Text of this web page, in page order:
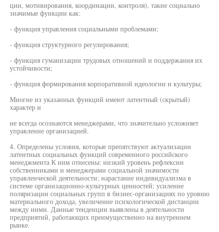
ции, мотивирования, координации, контроля), такие социально
значимые функции как:
- функция управления социальными проблемами;
- функция структурного регулирования;
- функция гуманизации трудовых отношений и поддержания их
устойчивости;
- функция формирования корпоративной идеологии и культуры;
Многие из указанных функций имеют латентный (скрытый)
характер и
не всегда осознаются менеджерами, что значительно усложняет
управление организацией.
4. Определены условия, которые препятствуют актуализации
латентных социальных функций современного российского
менеджмента К ним отнесены: низкий уровень рефлексии
собственниками и менеджерами социальной значимости
управленческой деятельности; нарастание индивидуализма в
системе организационно-культурных ценностей; усиление
поляризации социальных групп в бизнес-организациях по уровню
материального дохода, увеличение психологической дистанции
между ними. Данные тенденции выявлены в деятельности
предприятий, работающих преимущественно на внутреннем
рынке.